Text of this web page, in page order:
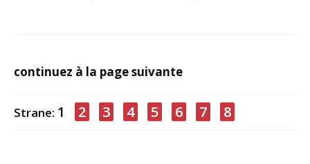
continuez à la page suivante
Strane: 1 2 3 4 5 6 7 8